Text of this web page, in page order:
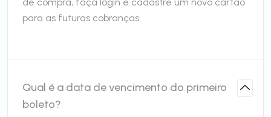
para as futuras cobranças.
Qual é a data de vencimento do primeiro
boleto?